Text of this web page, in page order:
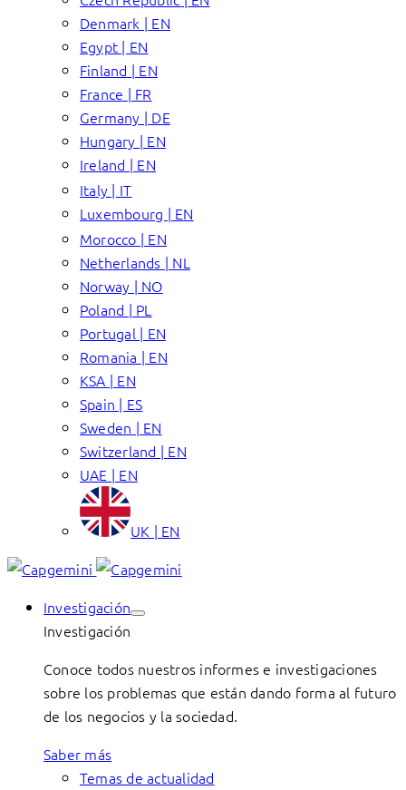
Denmark | EN
Egypt | EN
Finland | EN
France | FR
Germany | DE
Hungary | EN
Ireland | EN
Italy | IT
Luxembourg | EN
Morocco | EN
Netherlands | NL
Norway | NO
Poland | PL
Portugal | EN
Romania | EN
KSA | EN
Spain | ES
Sweden | EN
Switzerland | EN
UAE | EN
UK | EN
Investigación
Investigación
Conoce todos nuestros informes e investigaciones
sobre los problemas que están dando forma al futuro
de los negocios y la sociedad.
Saber más
Temas de actualidad